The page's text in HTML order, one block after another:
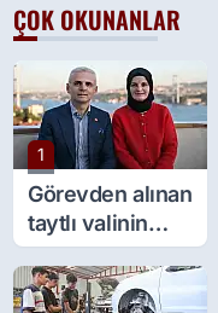
ÇOK OKUNANLAR
1
Görevden alınan
taytlı valinin
eşine sürpriz
görev